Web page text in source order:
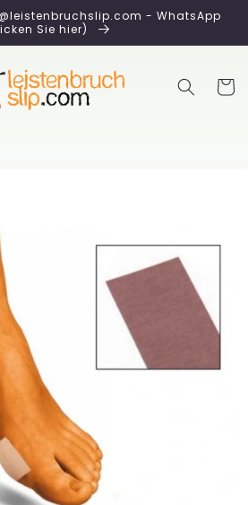
- WhatsApp
Sie hier)